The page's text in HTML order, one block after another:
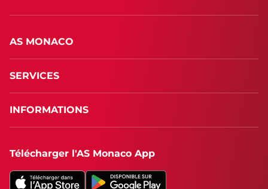
AS MONACO
SERVICES
INFORMATIONS
Télécharger l'AS Monaco App